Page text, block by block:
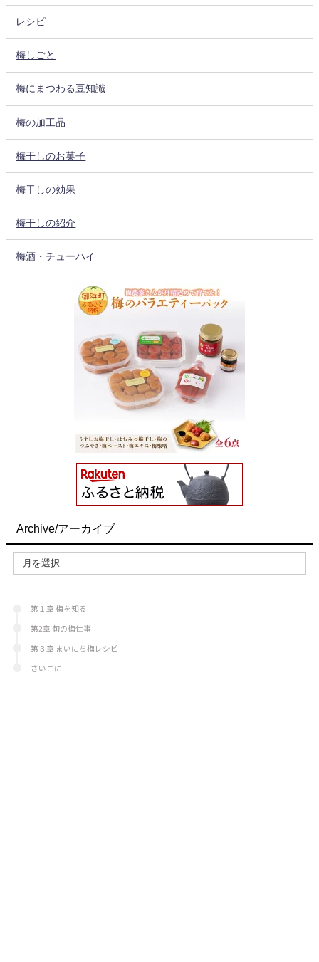
レシピ
梅しごと
梅にまつわる豆知識
梅の加工品
梅干しのお菓子
梅干しの効果
梅干しの紹介
梅酒・チューハイ
Archive/アーカイブ
第１章 梅を知る
第2章 旬の梅仕事
第３章 まいにち梅レシピ
さいごに